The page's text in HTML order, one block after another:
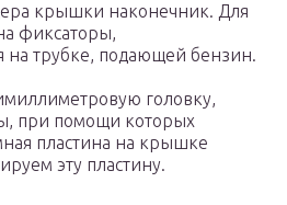
крышки наконечник. Для
фиксаторы,
на трубке, подающей бензин.
головку,
при помощи которых
пластина на крышке
эту пластину.